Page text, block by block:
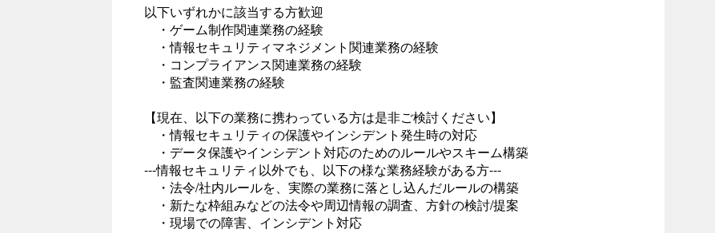
以下いずれかに該当する方歓迎
・ゲーム制作関連業務の経験
・情報セキュリティマネジメント関連業務の経験
・コンプライアンス関連業務の経験
・監査関連業務の経験
【現在、以下の業務に携わっている方は是非ご検討ください】
・情報セキュリティの保護やインシデント発生時の対応
・データ保護やインシデント対応のためのルールやスキーム構築
---情報セキュリティ以外でも、以下の様な業務経験がある方---
・法令/社内ルールを、実際の業務に落とし込んだルールの構築
・新たな枠組みなどの法令や周辺情報の調査、方針の検討/提案
・現場での障害、インシデント対応